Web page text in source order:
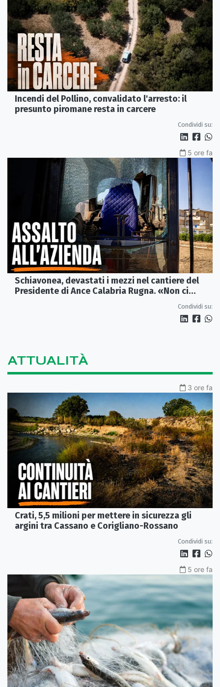
Incendi del Pollino, convalidato l'arresto: il
presunto piromane resta in carcere
Condividi su:
5 ore fa
Schiavonea, devastati i mezzi nel cantiere del
Presidente di Ance Calabria Rugna. «Non ci
Condividi su:
ATTUALITÀ
3 ore fa
Crati, 5,5 milioni per mettere in sicurezza gli
argini tra Cassano e Corigliano-Rossano
Condividi su:
5 ore fa